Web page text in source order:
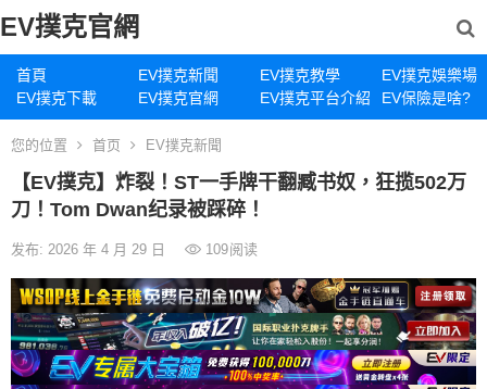
EV撲克官網
首頁 EV撲克新聞 EV撲克教學
EV撲克娛樂場
EV撲克下載
EV撲克官網 EV撲克平台介紹 EV保險是啥?
您的位置 首页 EV撲克新聞
【EV撲克】炸裂！ST一手牌干翻臧书奴，狂揽502万
刀！Tom Dwan纪录被踩碎！
发布: 2026 年 4 月 29 日 109阅读